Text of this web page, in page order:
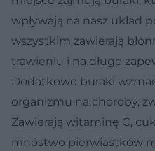
wpływają na nasz układ
wszystkim zawierają
trawieniu i na długo
Dodatkowo buraki
organizmu na choroby,
Zawierają witaminę C,
mnóstwo pierwiastków